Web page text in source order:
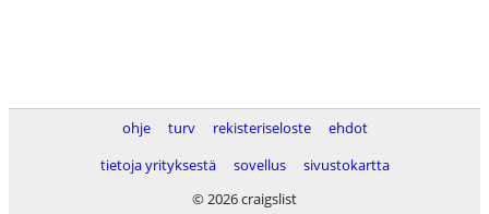
ohje turv rekisteriseloste
ehdot
tietoja yrityksestä
sovellus
sivustokartta
© 2026 craigslist